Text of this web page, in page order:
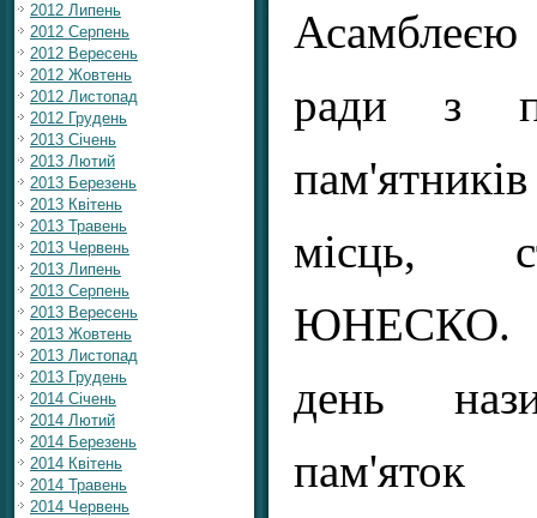
2012 Липень
2012 Серпень
2012 Вересень
2012 Жовтень
2012 Листопад
2012 Грудень
2013 Січень
2013 Лютий
2013 Березень
2013 Квітень
2013 Травень
2013 Червень
2013 Липень
2013 Серпень
2013 Вересень
2013 Жовтень
2013 Листопад
2013 Грудень
2014 Січень
2014 Лютий
2014 Березень
2014 Квітень
2014 Травень
2014 Червень
ради з
місць,
ЮНЕСКО.
день